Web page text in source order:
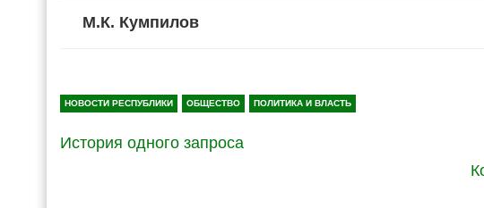
М.К. Кумпилов
НОВОСТИ РЕСПУБЛИКИ ОБЩЕСТВО ПОЛИТИКА И ВЛАСТЬ
История одного запроса